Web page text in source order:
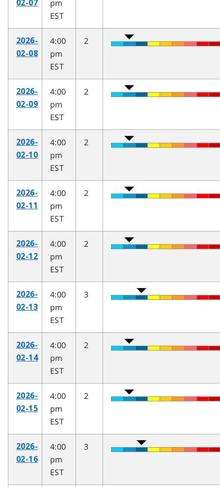
02-07
pm
EST
2026-
02-08
4:00
pm
EST
2
2026-
02-09
4:00
pm
EST
2
2026-
02-10
4:00
pm
EST
2
2026-
02-11
4:00
pm
EST
2
2026-
02-12
4:00
pm
EST
2
2026-
02-13
4:00
pm
EST
3
2026-
02-14
4:00
pm
EST
2
2026-
02-15
4:00
pm
EST
2
2026-
02-16
4:00
pm
EST
3